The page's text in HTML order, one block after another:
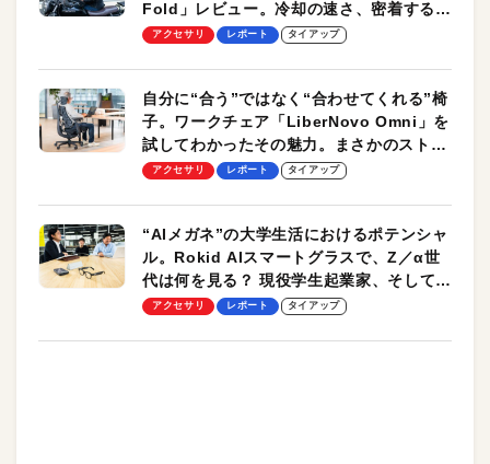
Fold」レビュー。冷却の速さ、密着する冷
却プレート、シンプルな操作性がグッド！
アクセサリ レポート タイアップ
自分に“合う”ではなく“合わせてくれる”椅
子。ワークチェア「LiberNovo Omni」を
試してわかったその魅力。まさかのストレ
ッチ機能も搭載
アクセサリ レポート タイアップ
“AIメガネ”の大学生活におけるポテンシャ
ル。Rokid AIスマートグラスで、Z／α世
代は何を見る？ 現役学生起業家、そして教
授による体験会レポート【PR】
アクセサリ レポート タイアップ